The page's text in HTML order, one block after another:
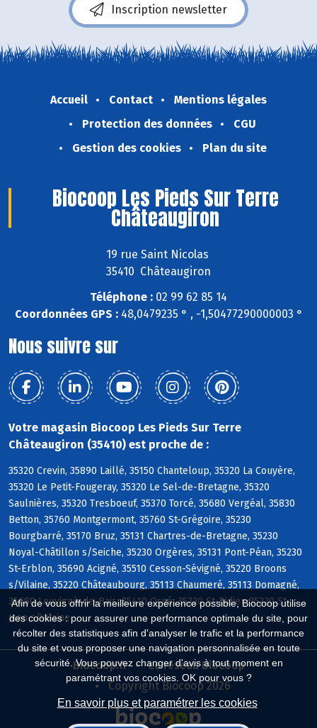
Afin de vous offrir la meilleure expérience possible, Biocoop utilise
des cookies : pour assurer une performance optimale du site, pour
récolter des statistiques afin d'analyser le trafic et la performance
du site et vous proposer une navigation personnalisée en toute
sécurité. Vous pouvez changer d'avis à tout moment en
paramétrant vos cookies. OK pour vous ?
En savoir plus et paramétrer les cookies
Inscription newsletter
Accueil Contact
Mentions légales
Protection des données
CGU
Gestion des cookies
Plan du site
Biocoop Les Pieds Sur Terre
Châteaugiron
19 rue Saint Nicolas
35410 Châteaugiron
Téléphone : 02 99 62 85 14
Coordonnées GPS :48,0479235 ° , -1,50477290000003 °
Nous suivre sur
Votre magasin Biocoop Les Pieds Sur Terre
Châteaugiron (35410) est proche de :
35320 Crevin, 35890 Laillé, 35150 Chanteloup, 35320 La Couyère,
35320 Le Petit-Fougeray, 35320 Le Sel-de-Bretagne, 35320
Saulnières, 35320 Tresboeuf, 35370 Torcé, 35680 Vergéal, 35830
Betton, 35760 Montgermont, 35760 St-Grégoire, 35230
Bourgbarré, 35170 Bruz, 35131 Chartres-de-Bretagne, 35230
Noyal-Châtillon s/Seiche, 35230 Orgères, 35131 Pont-Péan, 35230
St-Erblon, 35690 Acigné, 35510 Cesson-Sévigné, 35220 Broons
s/Vilaine, 35220 Châteaubourg, 35113 Chaumeré, 35113 Domagné,
35680 Louvigné-de-Bais, 35410 Ossé, 35220 St-Didier, 35220 St-
Jean s/Vilaine
Biocoop.fr
Le réseau Biocoop
Copyright Biocoop 2026